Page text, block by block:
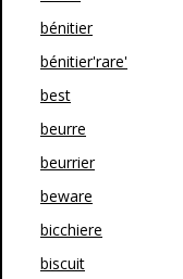
bénitier
bénitier'rare'
best
beurre
beurrier
beware
bicchiere
biscuit